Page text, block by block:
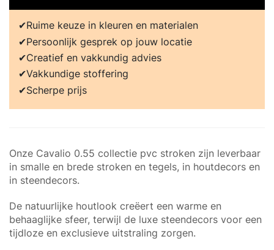
Ruime keuze in kleuren en materialen
Persoonlijk gesprek op jouw locatie
Creatief en vakkundig advies
Vakkundige stoffering
Scherpe prijs
Onze Cavalio 0.55 collectie pvc stroken zijn leverbaar
in smalle en brede stroken en tegels, in houtdecors en
in steendecors.
De natuurlijke houtlook creëert een warme en
behaaglijke sfeer, terwijl de luxe steendecors voor een
tijdloze en exclusieve uitstraling zorgen.